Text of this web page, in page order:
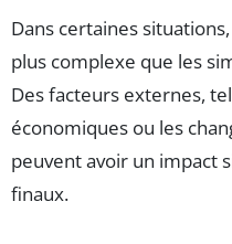
Dans certaines
plus complexe que les
Des facteurs externes,
économiques ou les
peuvent avoir un impact
finaux.